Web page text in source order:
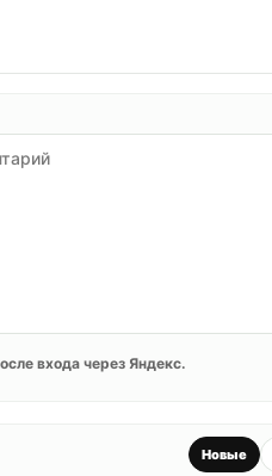
входа через Яндекс.
Новые